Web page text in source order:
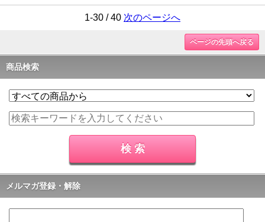
1-30 / 40 次のページへ
ページの先頭へ戻る
商品検索
メルマガ登録・解除